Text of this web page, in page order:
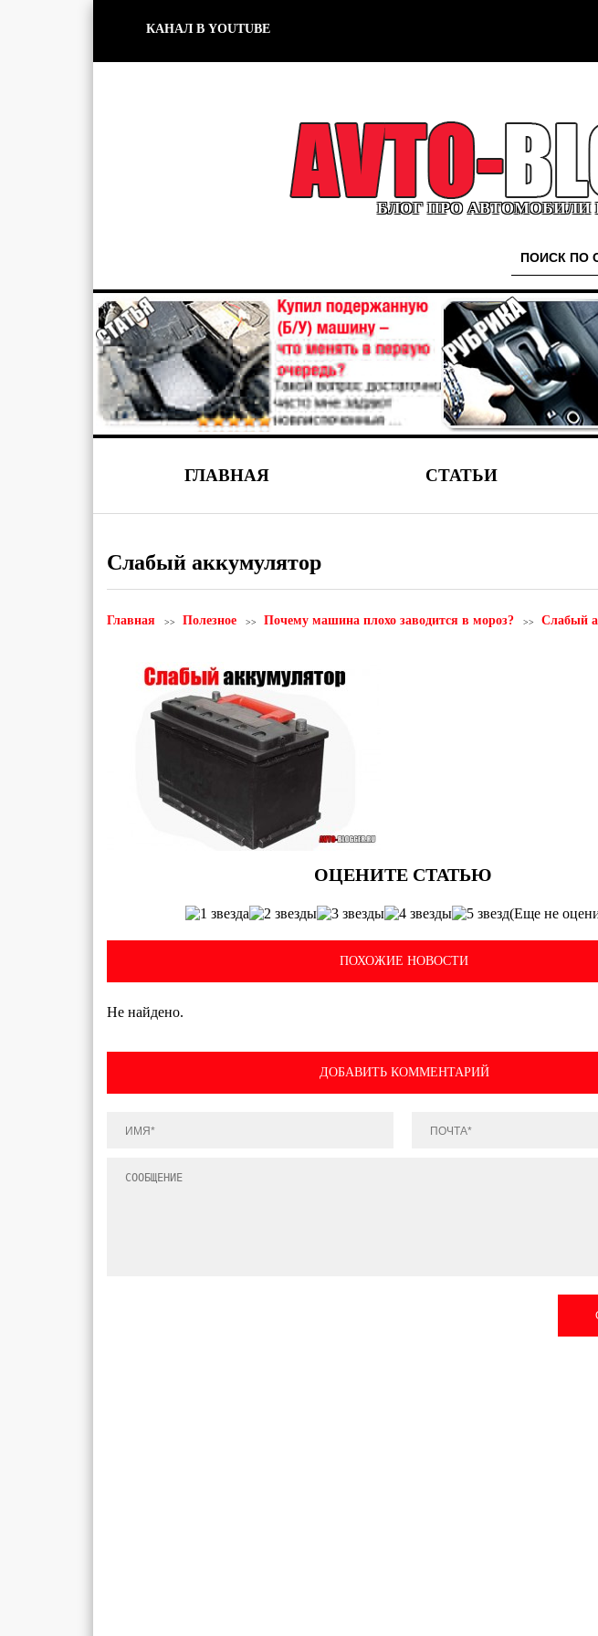
КАНАЛ В YOUTUBE
БЛОГ ПРО АВТОМОБИЛИ
ГЛАВНАЯ СТАТЬИ
Слабый аккумулятор
Главная Полезное Почему машина плохо заводится в мороз? Слабый
(Еще не
ПОХОЖИЕ НОВОСТИ
Не найдено.
ДОБАВИТЬ КОММЕНТАРИЙ